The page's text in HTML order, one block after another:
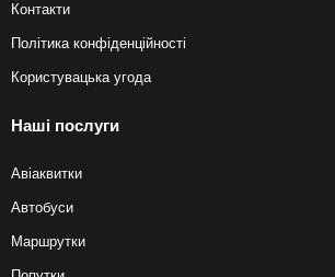
Контакти
Політика конфіденційності
Користувацька угода
Наші послуги
Авіаквитки
Автобуси
Маршрутки